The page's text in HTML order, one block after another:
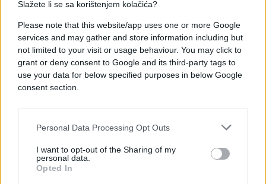
Slažete li se sa korištenjem kolačića?
Please note that this website/app uses one or more Google
services and may gather and store information including but
not limited to your visit or usage behaviour. You may click to
grant or deny consent to Google and its third-party tags to
use your data for below specified purposes in below Google
consent section.
Personal Data Processing Opt Outs
I want to opt-out of the Sharing of my
personal data.
Opted In
efekat.
#kad si srećan